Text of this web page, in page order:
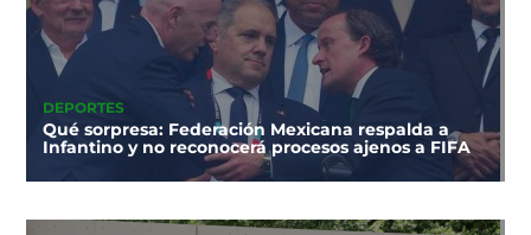
DEPORTES
Qué sorpresa: Federación Mexicana respalda a
Infantino y no reconocerá procesos ajenos a FIFA